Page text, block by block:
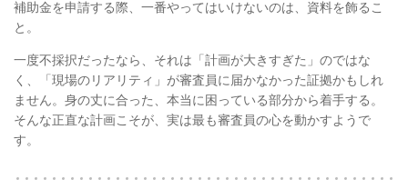
補助金を申請する際、一番やってはいけないのは、資料を飾るこ
と。
一度不採択だったなら、それは「計画が大きすぎた」のではな
く、「現場のリアリティ」が審査員に届かなかった証拠かもしれ
ません。身の丈に合った、本当に困っている部分から着手する。
そんな正直な計画こそが、実は最も審査員の心を動かすようで
す。